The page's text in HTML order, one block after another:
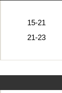
15-21
21-23